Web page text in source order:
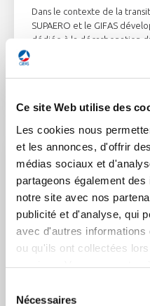
Ce site Web utilise des
Les cookies nous
et les annonces, d'offrir
médias sociaux et
partageons également
notre site avec nos
publicité et d'analyse, qui
avec d'autres
ou qu'ils ont collectées
Nécessaires
Dans le contexte de la
SUPAERO et le GIFAS
dédiée à la décarbonation
éclairer et outiller les
s’inscrit dans une volonté
vers une aviation plus